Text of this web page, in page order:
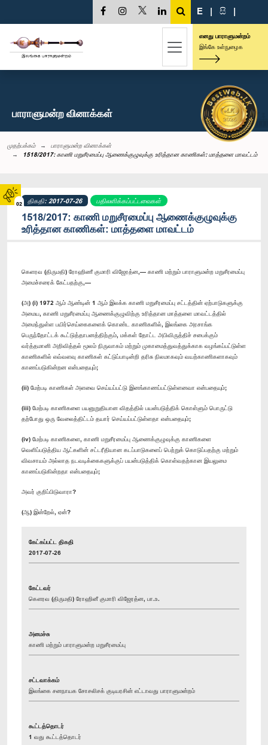
02
E | සි |
எனது பாராளுமன்றம்
இங்கே உள்நுழைக
பாராளுமன்ற வினாக்கள்
முதற்பக்கம்
பாராளுமன்ற வினாக்கள்
1518/2017: காணி மறுசீரமைப்பு ஆணைக்குழுவுக்கு உரித்தான காணிகள்: மாத்தளை மாவட்டம்
திகதி: 2017-07-26 பதிலளிக்கப்பட்டவைகள்
1518/2017: காணி மறுசீரமைப்பு ஆணைக்குழுவுக்கு
உரித்தான காணிகள்: மாத்தளை மாவட்டம்
கெளரவ (திருமதி) ரோஹிணீ குமாரி விஜேரத்ன,— காணி மற்றும் பாராளுமன்ற மறுசீரமைப்பு
அமைச்சரைக் கேட்பதற்கு,—
(அ) (i) 1972 ஆம் ஆண்டின் 1 ஆம் இலக்க காணி மறுசீரமைப்பு சட்டத்தின் ஏற்பாடுகளுக்கு
அமைய, காணி மறுசீரமைப்பு ஆணைக்குழுவிற்கு உரித்தான மாத்தளை மாவட்டத்தில்
அமைந்துள்ள பயிர்செய்கைகளைக் கொண்ட காணிகளில், இலங்கை அரசாங்க
பெருந்தோட்டக் கூட்டுத்தாபனத்திற்கும், மக்கள் தோட்ட அபிவிருத்திச் சபைக்கும்
வர்த்தமானி அறிவித்தல் மூலம் நிருவாகம் மற்றும் முகாமைத்துவத்துக்காக வழங்கப்பட்டுள்ள
காணிகளில் எவ்வளவு காணிகள் கட்டுப்பாடின்றி தரிசு நிலமாகவும் வயற்காணிகளாகவும்
காணப்படுகின்றன என்பதையும்;
(ii) மேற்படி காணிகள் அளவை செய்யப்பட்டு இனங்காணப்பட்டுள்ளனவா என்பதையும்;
(iii) மேற்படி காணிகளை பயனுறுதியான விதத்தில் பயன்படுத்திக் கொள்ளும் பொருட்டு
தற்போது ஒரு வேலைத்திட்டம் தயார் செய்யப்பட்டுள்ளதா என்பதையும்;
(iv) மேற்படி காணிகளை, காணி மறுசீரமைப்பு ஆணைக்குழுவுக்கு காணிகளை
வெளிப்படுத்திய ஆட்களின் சட்டரீதியான கடப்பாடுகளைப் பெற்றுக் கொடுப்பதற்கு மற்றும்
விவசாயம் அல்லாத நடவடிக்கைகளுக்குப் பயன்படுத்திக் கொள்வதற்கான இயலுமை
காணப்படுகின்றதா என்பதையும்;
அவர் குறிப்பிடுவாரா?
(ஆ) இன்றேல், ஏன்?
கேட்கப்பட்ட திகதி
2017-07-26
கேட்டவர்
கௌரவ (திருமதி) ரோஹினீ குமாரி விஜேரத்ன, பா.உ.
அமைச்சு
காணி மற்றும் பாராளுமன்ற மறுசீரமைப்பு
சட்டவாக்கம்
இலங்கை சனநாயக சோசலிசக் குடியரசின் எட்டாவது பாராளுமன்றம்
கூட்டத்தொடர்
1 வது கூட்டத்தொடர்